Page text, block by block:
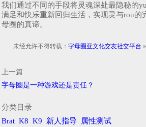
我们通过不同的手段将灵魂深处最隐秘的
满足和快乐重新回归生活，实现灵与rou的
母圈的真谛。
未经允许不得转载： 字母圈亚文化交友社交平台 »
上一篇
字母圈是一种游戏还是责任？
分类目录
Brat K8 K9 新人指导
属性测试